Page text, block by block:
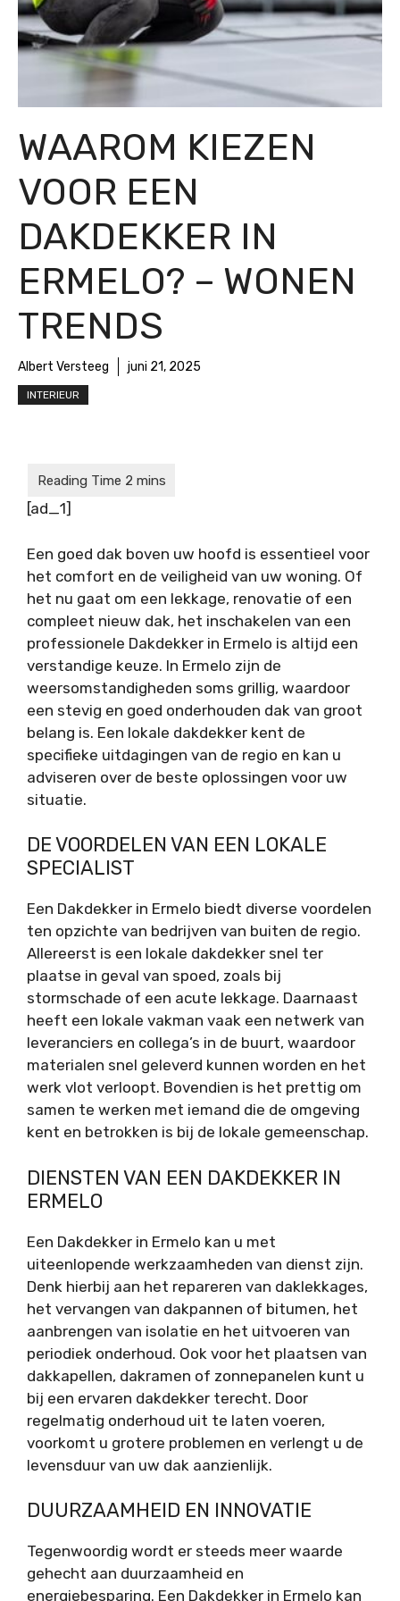
WAAROM KIEZEN
VOOR EEN
DAKDEKKER IN
ERMELO? – WONEN
TRENDS
Albert Versteeg juni 21, 2025
INTERIEUR
[ad_1]
Een goed dak boven uw hoofd is essentieel voor
het comfort en de veiligheid van uw woning. Of
het nu gaat om een lekkage, renovatie of een
compleet nieuw dak, het inschakelen van een
professionele Dakdekker in Ermelo is altijd een
verstandige keuze. In Ermelo zijn de
weersomstandigheden soms grillig, waardoor
een stevig en goed onderhouden dak van groot
belang is. Een lokale dakdekker kent de
specifieke uitdagingen van de regio en kan u
adviseren over de beste oplossingen voor uw
situatie.
DE VOORDELEN VAN EEN LOKALE
SPECIALIST
Een Dakdekker in Ermelo biedt diverse voordelen
ten opzichte van bedrijven van buiten de regio.
Allereerst is een lokale dakdekker snel ter
plaatse in geval van spoed, zoals bij
stormschade of een acute lekkage. Daarnaast
heeft een lokale vakman vaak een netwerk van
leveranciers en collega’s in de buurt, waardoor
materialen snel geleverd kunnen worden en het
werk vlot verloopt. Bovendien is het prettig om
samen te werken met iemand die de omgeving
kent en betrokken is bij de lokale gemeenschap.
DIENSTEN VAN EEN DAKDEKKER IN
ERMELO
Een Dakdekker in Ermelo kan u met
uiteenlopende werkzaamheden van dienst zijn.
Denk hierbij aan het repareren van daklekkages,
het vervangen van dakpannen of bitumen, het
aanbrengen van isolatie en het uitvoeren van
periodiek onderhoud. Ook voor het plaatsen van
dakkapellen, dakramen of zonnepanelen kunt u
bij een ervaren dakdekker terecht. Door
regelmatig onderhoud uit te laten voeren,
voorkomt u grotere problemen en verlengt u de
levensduur van uw dak aanzienlijk.
DUURZAAMHEID EN INNOVATIE
Tegenwoordig wordt er steeds meer waarde
gehecht aan duurzaamheid en
energiebesparing. Een Dakdekker in Ermelo kan